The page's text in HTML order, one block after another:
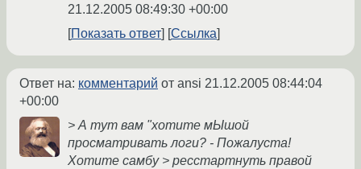
21.12.2005 08:49:30 +00:00
Показать ответ
Ссылка
Ответ на: комментарий от ansi 21.12.2005 08:44:04
+00:00
> А тут вам "хотите мЫшой
просматривать логи? - Пожалуста!
Хотите самбу > ресстартнуть правой